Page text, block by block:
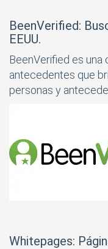
BeenVerified:
EEUU.
BeenVerified es
antecedentes que
personas y
Whitepages: